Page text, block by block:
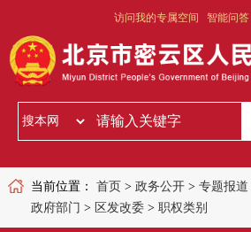
访问我的专属空间 智能问答
当前位置： 首页 > 政务公开> 专题报道
政府部门 > 区发改委> 职权类别